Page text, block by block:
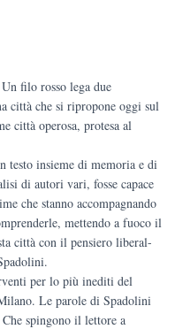
filo rosso lega due
città che si ripropone oggi sul
città operosa, protesa al
testo insieme di memoria e di
di autori vari, fosse capace
che stanno accompagnando
mettendo a fuoco il
città con il pensiero liberal-
per lo più inediti del
Le parole di Spadolini
spingono il lettore a